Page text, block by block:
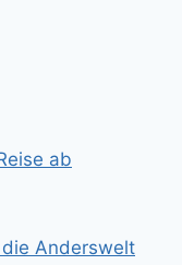
ab
Anderswelt